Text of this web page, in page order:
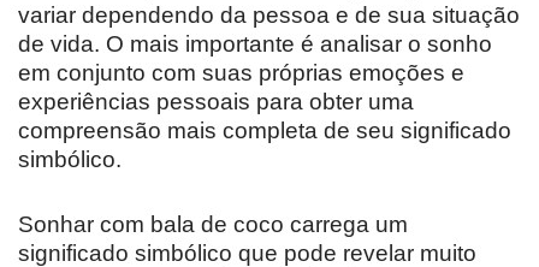
variar dependendo da pessoa e de sua situação
de vida. O mais importante é analisar o sonho
em conjunto com suas próprias emoções e
experiências pessoais para obter uma
compreensão mais completa de seu significado
simbólico.
Sonhar com bala de coco carrega um
significado simbólico que pode revelar muito